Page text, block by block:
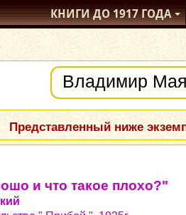
КНИГИ ДО 1917ГОДА
Представленный ниже
и что такое плохо?"